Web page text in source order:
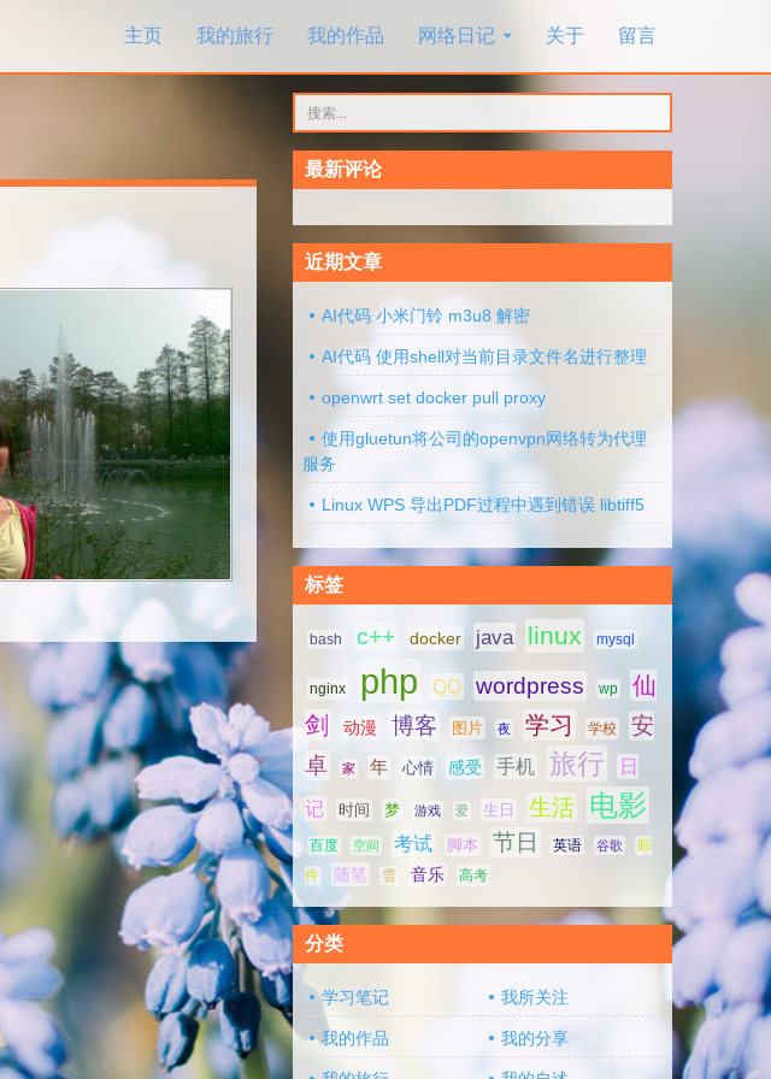
主页
我的旅行 我的作品 网络日记 关于 留言
索：
最新评论
近期文章
AI代码 小米门铃 m3u8 解密
AI代码 使用shell对当前目录文件名进行整理
openwrt set docker pull proxy
使用gluetun将公司的openvpn网络转为代理
服务
Linux WPS 导出PDF过程中遇到错误 libtiff5
标签
bash c++ docker java linux mysql
nginx php QQ wordpress wp
仙
剑
动漫 博客 图片 夜 学习 学校
安
卓
家 年 心情 感受 手机 旅行 日
记 时间 梦 游戏 爱 生日 生活 电影
百度 空间 考试 脚本 节日 英语 谷歌 邮
件 随笔 雪 音乐 高考
分类
学习笔记 我所关注
我的作品 我的分享